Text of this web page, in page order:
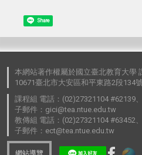
Share
本網站著作權屬於國立臺北教育大學
10671臺北市大安區和平東路2段134號
課程組 電話：(02)27321104
子郵件：gici@tea.ntue.edu.tw
教傳組 電話：(02)27321104
子郵件：ect@tea.ntue.edu.tw